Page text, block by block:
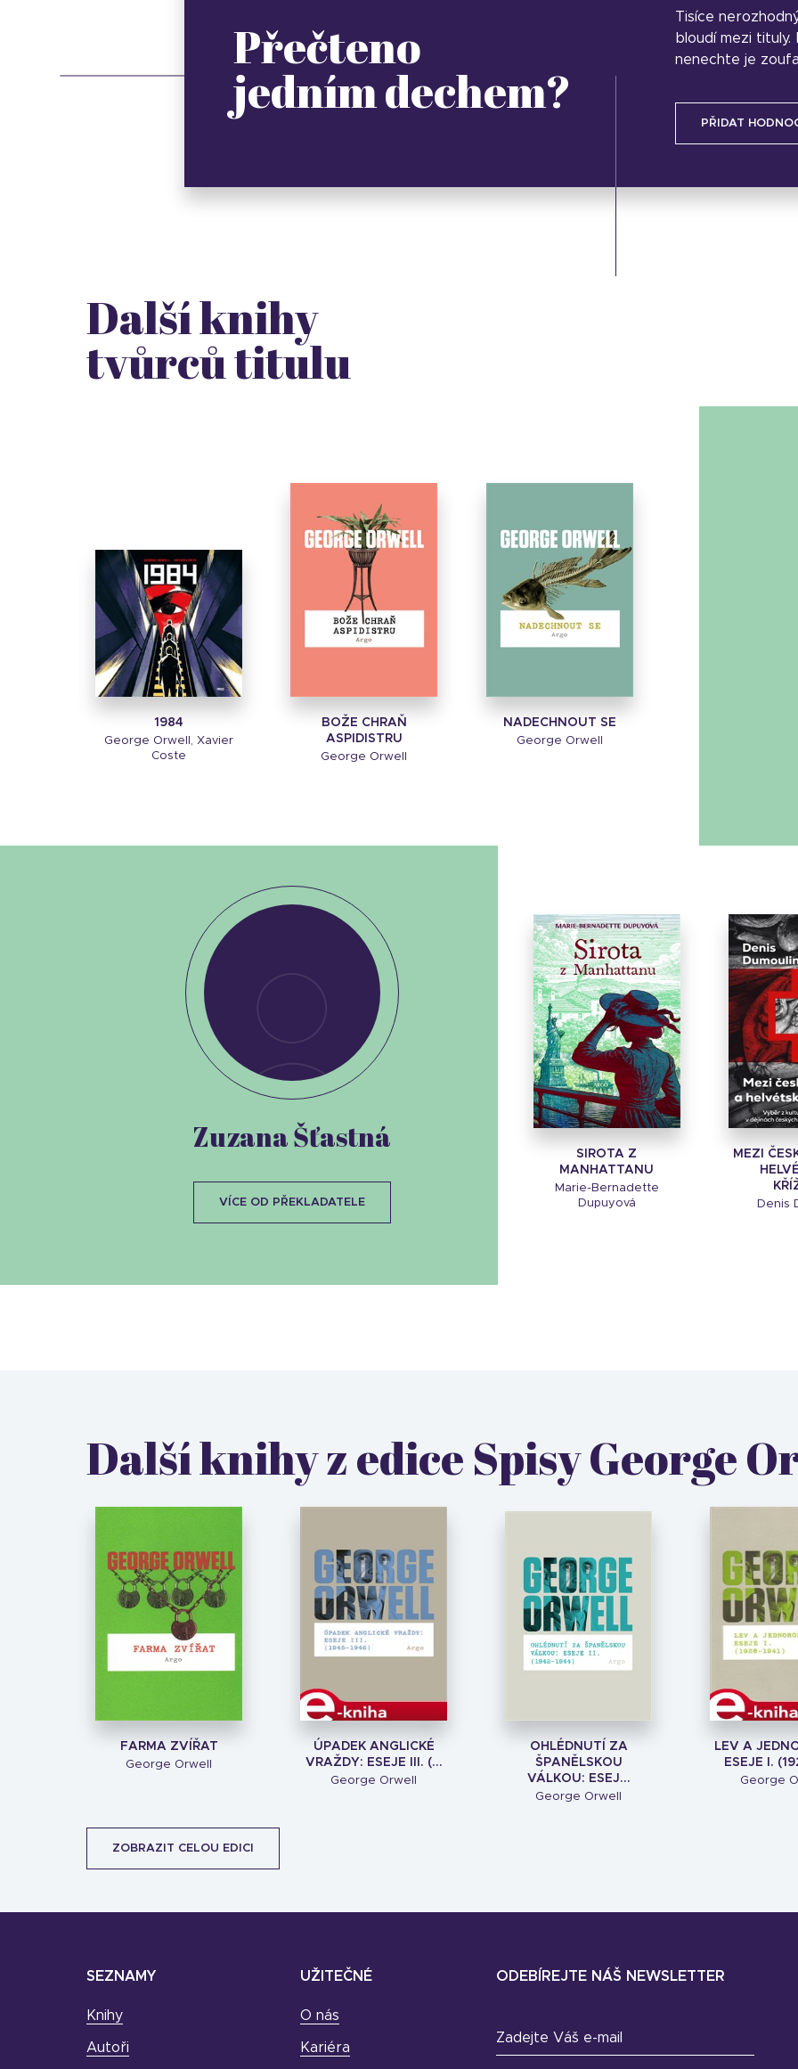
Přečteno
jedním dechem?
Tisíce
bloudí mezi
nenechte je
PŘIDAT
Další knihy
tvůrců titulu
1984
George Orwell, Xavier
Coste
BOŽE CHRAŇ
ASPIDISTRU
George Orwell
NADECHNOUT SE
George Orwell
SIROTA Z
MANHATTANU
Marie-Bernadette
Dupuyová
MEZI
Denis
Zuzana Šťastná
VÍCE OD PŘEKLADATELE
Další knihy z edice Spisy George
FARMA ZVÍŘAT
George Orwell
ÚPADEK ANGLICKÉ
VRAŽDY: ESEJE III. (...
George Orwell
OHLÉDNUTÍ ZA
ŠPANĚLSKOU
VÁLKOU: ESEJ...
George Orwell
LEV A
ESEJE I.
George
ZOBRAZIT CELOU EDICI
SEZNAMY
Knihy
Autoři
UŽITEČNÉ
O nás
Kariéra
ODEBÍREJTE NÁŠ NEWSLETTER
Zadejte Váš e-mail